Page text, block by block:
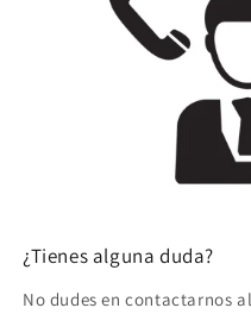
¿Tienes alguna duda?
No dudes en contactarnos